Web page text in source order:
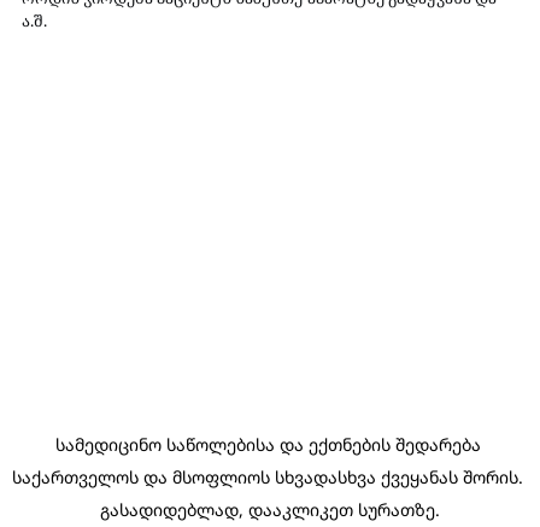
ა.შ.
სამედიცინო საწოლებისა და ექთნების შედარება
საქართველოს და მსოფლიოს სხვადასხვა ქვეყანას შორის.
გასადიდებლად, დააკლიკეთ სურათზე.